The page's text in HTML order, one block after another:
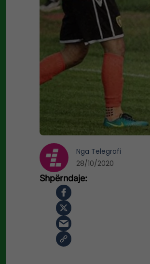
Nga Telegrafi
28/10/2020